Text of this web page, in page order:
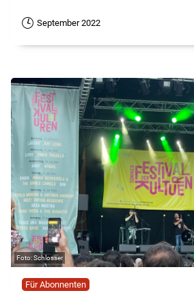
September 2022
Schlosser
Für Abonnenten